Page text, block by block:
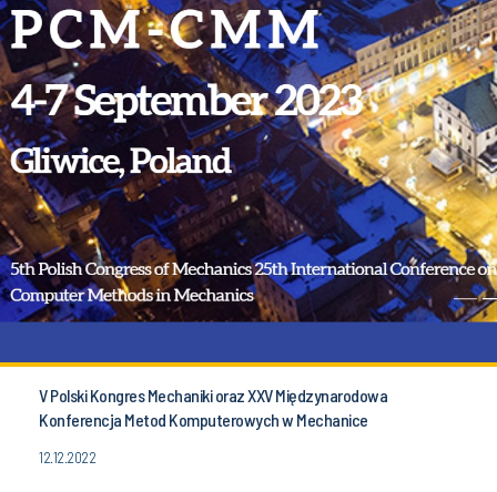
V Polski Kongres Mechaniki oraz XXV Międzynarodowa
Konferencja Metod Komputerowych w Mechanice
12.12.2022